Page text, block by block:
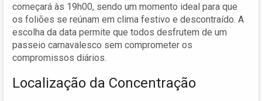
começará às 19h00, sendo um momento ideal para que
os foliões se reúnam em clima festivo e descontraído. A
escolha da data permite que todos desfrutem de um
passeio carnavalesco sem comprometer os
compromissos diários.
Localização da Concentração